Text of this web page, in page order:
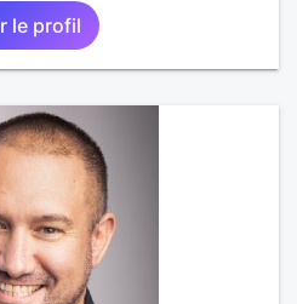
le profil